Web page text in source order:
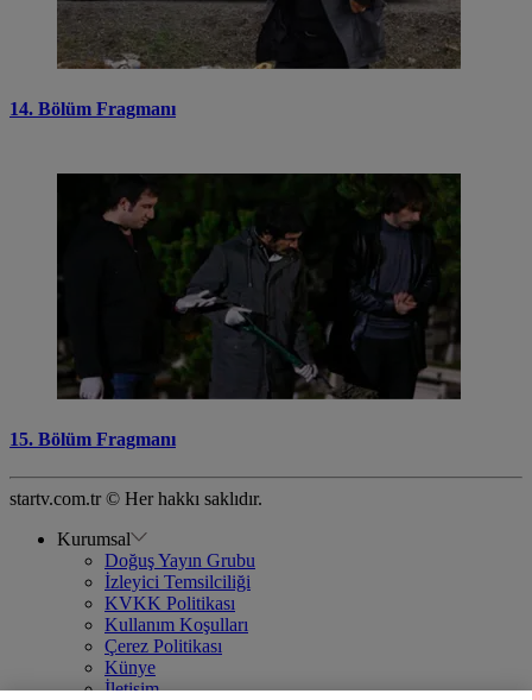
14. Bölüm Fragmanı
15. Bölüm Fragmanı
startv.com.tr © Her hakkı saklıdır.
Kurumsal
Doğuş Yayın Grubu
İzleyici Temsilciliği
KVKK Politikası
Kullanım Koşulları
Çerez Politikası
Künye
İletişim